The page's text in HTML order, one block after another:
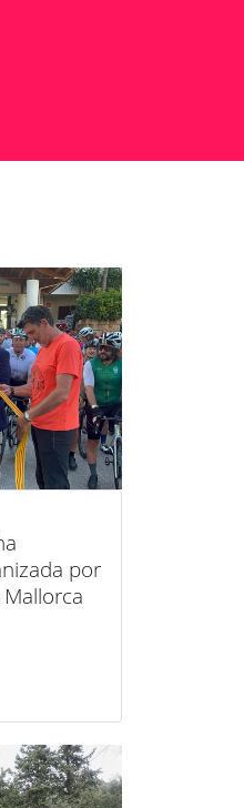
por